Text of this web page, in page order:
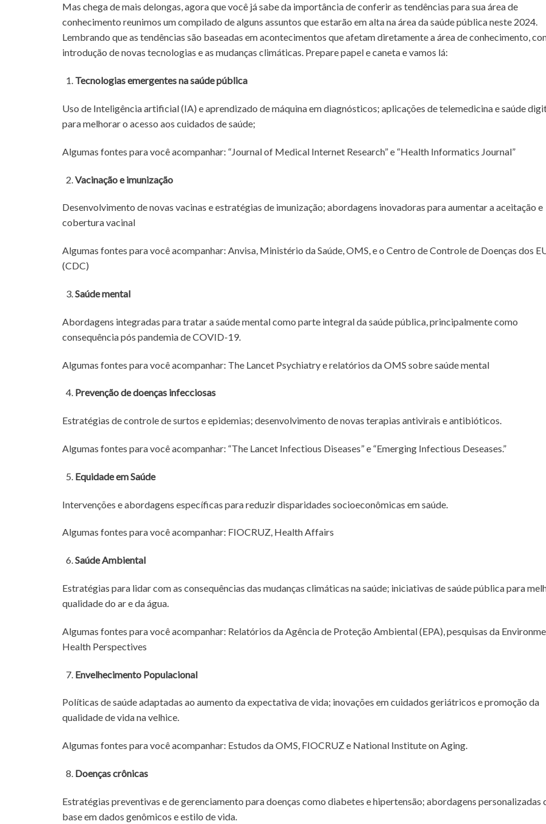
Mas chega de mais delongas, agora que você já sabe da importância de conferir as tendências para sua área de
conhecimento reunimos um compilado de alguns assuntos que estarão em alta na área da saúde pública neste 2024.
Lembrando que as tendências são baseadas em acontecimentos que afetam diretamente a área de conhecimento,
introdução de novas tecnologias e as mudanças climáticas. Prepare papel e caneta e vamos lá:
Tecnologias emergentes na saúde pública
Uso de Inteligência artificial (IA) e aprendizado de máquina em diagnósticos; aplicações de telemedicina e saúde
para melhorar o acesso aos cuidados de saúde;
Algumas fontes para você acompanhar: “Journal of Medical Internet Research” e “Health Informatics Journal”
Vacinação e imunização
Desenvolvimento de novas vacinas e estratégias de imunização; abordagens inovadoras para aumentar a aceitação e
cobertura vacinal
Algumas fontes para você acompanhar: Anvisa, Ministério da Saúde, OMS, e o Centro de Controle de Doenças dos
(CDC)
Saúde mental
Abordagens integradas para tratar a saúde mental como parte integral da saúde pública, principalmente como
consequência pós pandemia de COVID-19.
Algumas fontes para você acompanhar: The Lancet Psychiatry e relatórios da OMS sobre saúde mental
Prevenção de doenças infecciosas
Estratégias de controle de surtos e epidemias; desenvolvimento de novas terapias antivirais e antibióticos.
Algumas fontes para você acompanhar: “The Lancet Infectious Diseases” e “Emerging Infectious Deseases.”
Equidade em Saúde
Intervenções e abordagens específicas para reduzir disparidades socioeconômicas em saúde.
Algumas fontes para você acompanhar: FIOCRUZ, Health Affairs
Saúde Ambiental
Estratégias para lidar com as consequências das mudanças climáticas na saúde; iniciativas de saúde pública para
qualidade do ar e da água.
Algumas fontes para você acompanhar: Relatórios da Agência de Proteção Ambiental (EPA), pesquisas da
Health Perspectives
Envelhecimento Populacional
Políticas de saúde adaptadas ao aumento da expectativa de vida; inovações em cuidados geriátricos e promoção da
qualidade de vida na velhice.
Algumas fontes para você acompanhar: Estudos da OMS, FIOCRUZ e National Institute on Aging.
Doenças crônicas
Estratégias preventivas e de gerenciamento para doenças como diabetes e hipertensão; abordagens personalizadas
base em dados genômicos e estilo de vida.